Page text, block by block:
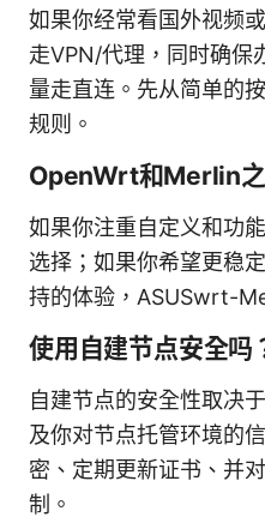
如果你经常看国外视频
走VPN/代理，同时确保
量走直连。先从简单的
规则。
OpenWrt和Merlin之
如果你注重自定义和功
选择；如果你希望更稳
持的体验，ASUSwrt-
使用自建节点安全吗
自建节点的安全性取决
及你对节点托管环境的
密、定期更新证书、并
制。